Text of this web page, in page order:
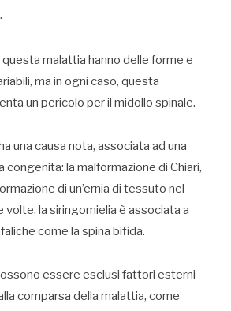
malattia hanno delle forme e
ma in ogni caso, questa
un pericolo per il midollo spinale.
una causa nota, associata ad una
congenita: la malformazione di Chiari,
di un’ernia di tessuto nel
volte, la siringomielia è associata a
come la spina bifida.
essere esclusi fattori esterni
comparsa della malattia, come